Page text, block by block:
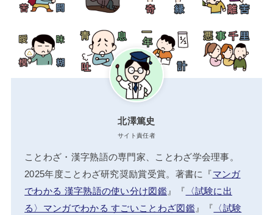
北澤篤史
サイト責任者
ことわざ・漢字熟語の専門家、ことわざ学会理事。
2025年度ことわざ研究奨励賞受賞。著書に『マンガ
でわかる 漢字熟語の使い分け図鑑』『 〈試験に出
る〉マンガでわかる すごいことわざ図鑑』『 〈試験